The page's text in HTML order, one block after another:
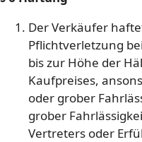
Der Verkäufer
Pflichtverletzung
bis zur Höhe der
Kaufpreises,
oder grober
grober
Vertreters oder